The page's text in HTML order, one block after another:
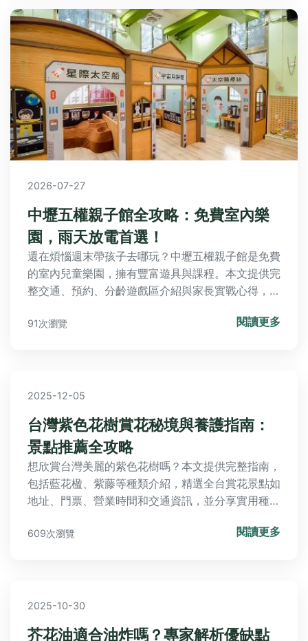
2026-07-27
中壢五權親子館全攻略：免費室內樂
園，雨天放電首選！
還在煩惱週末帶孩子去哪玩？中壢五權親子館是免費
的室內兒童樂園，擁有豐富遊具與課程。本文提供完
整交通、預約、分齡遊戲區介紹與家長實戰心得，讓
91次瀏覽 閱讀更多
2025-12-05
台灣紫色花樹賞花秘境與養護指南：
景點推薦全攻略
想欣賞台灣美麗的紫色花樹嗎？本文提供完整指南，
包括藍花楹、紫藤等種類介紹，精選全台賞花景點如
地址、門票、營業時間和交通資訊，並分享實用種植
始園藝生活。
609次瀏覽 閱讀更多
2025-10-30
芥花油適合油炸嗎？專家解析優缺點